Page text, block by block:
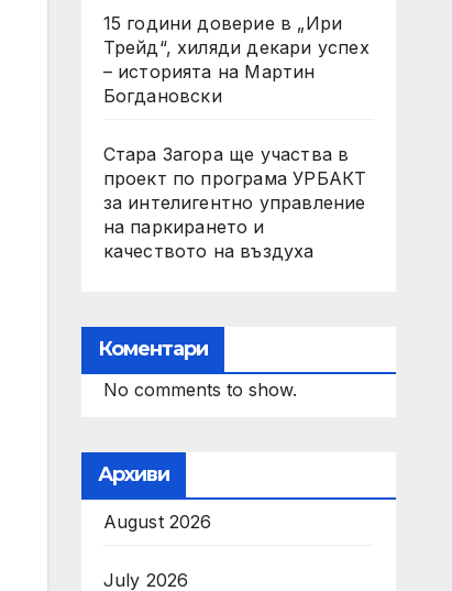
15 години доверие в „Ири
Трейд“, хиляди декари успех
– историята на Мартин
Богдановски
Стара Загора ще участва в
проект по програма УРБАКТ
за интелигентно управление
на паркирането и
качеството на въздуха
Коментари
No comments to show.
Архиви
August 2026
July 2026